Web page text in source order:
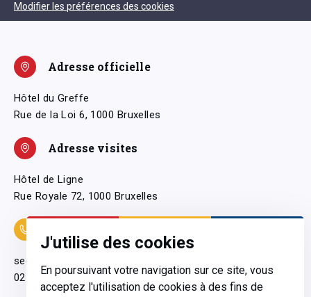
J'utilise des cookies
En poursuivant votre navigation sur ce site, vous
acceptez l'utilisation de cookies à des fins de
Modifier les préférences des cookies
Adresse officielle
Hôtel du Greffe
Rue de la Loi 6, 1000 Bruxelles
Adresse visites
Hôtel de Ligne
Rue Royale 72, 1000 Bruxelles
secretariatgeneral@pfwb.be
02 506 38 11